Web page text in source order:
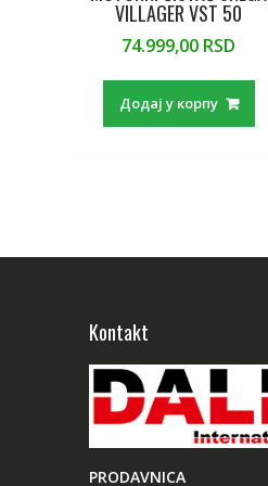
VILLAGER VST 50
74.999,00 RSD
Додај у корпу
Kontakt
PRODAVNICA